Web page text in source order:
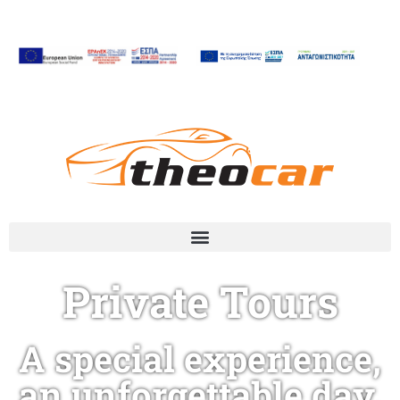
Private Tours
A special experience,